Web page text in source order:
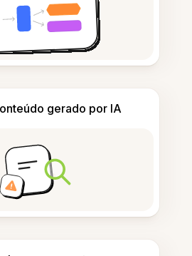
gerado por IA